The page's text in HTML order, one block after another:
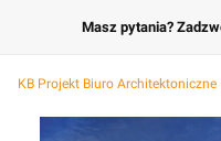
Masz pytania?
KB Projekt Biuro Architektoniczne